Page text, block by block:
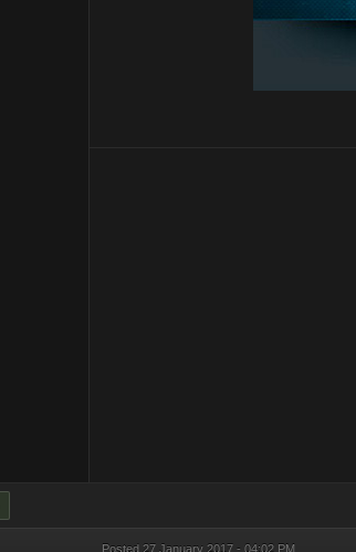
Posted27 January 2017 - 04:02 PM